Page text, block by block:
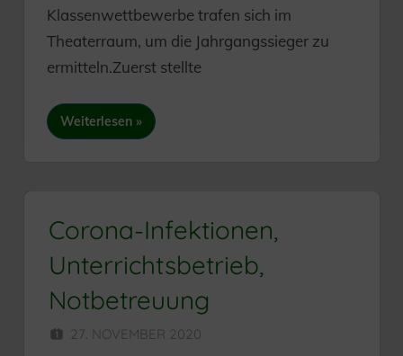
Klassenwettbewerbe trafen sich im
Theaterraum, um die Jahrgangssieger zu
ermitteln.Zuerst stellte
Weiterlesen
Corona-Infektionen,
Unterrichtsbetrieb,
Notbetreuung
27. NOVEMBER 2020